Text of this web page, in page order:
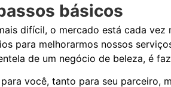
básicos
difícil, o mercado está cada vez
para melhorarmos nossos
de um negócio de beleza, é
você, tanto para seu parceiro,